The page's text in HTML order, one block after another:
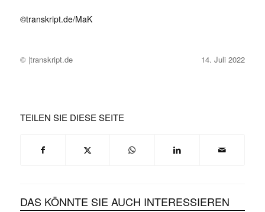
©transkript.de/MaK
© |transkript.de 14. Juli 2022
TEILEN SIE DIESE SEITE
DAS KÖNNTE SIE AUCH INTERESSIEREN